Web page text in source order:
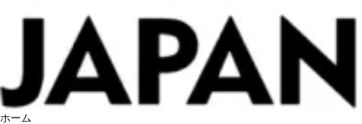
ホーム